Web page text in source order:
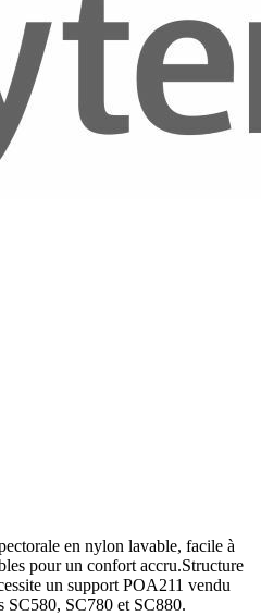
en nylon lavable, facile à
pour un confort accru.Structure
un support POA211 vendu
SC580, SC780 et SC880.